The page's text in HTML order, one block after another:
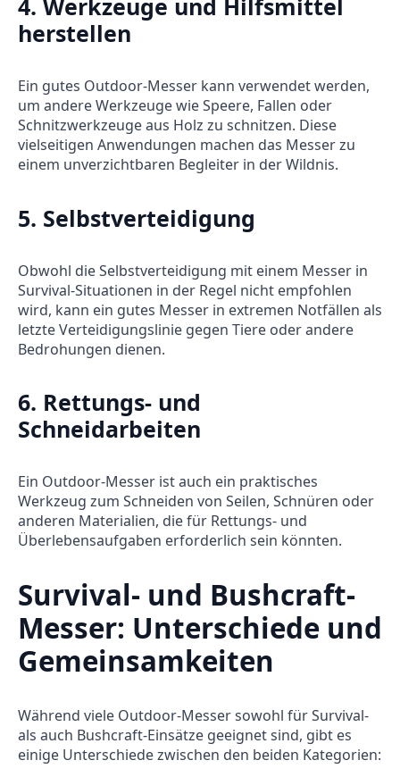
4. Werkzeuge und Hilfsmittel
herstellen
Ein gutes Outdoor-Messer kann verwendet werden,
um andere Werkzeuge wie Speere, Fallen oder
Schnitzwerkzeuge aus Holz zu schnitzen. Diese
vielseitigen Anwendungen machen das Messer zu
einem unverzichtbaren Begleiter in der Wildnis.
5. Selbstverteidigung
Obwohl die Selbstverteidigung mit einem Messer in
Survival-Situationen in der Regel nicht empfohlen
wird, kann ein gutes Messer in extremen Notfällen als
letzte Verteidigungslinie gegen Tiere oder andere
Bedrohungen dienen.
6. Rettungs- und
Schneidarbeiten
Ein Outdoor-Messer ist auch ein praktisches
Werkzeug zum Schneiden von Seilen, Schnüren oder
anderen Materialien, die für Rettungs- und
Überlebensaufgaben erforderlich sein könnten.
Survival- und Bushcraft-
Messer: Unterschiede und
Gemeinsamkeiten
Während viele Outdoor-Messer sowohl für Survival-
als auch Bushcraft-Einsätze geeignet sind, gibt es
einige Unterschiede zwischen den beiden Kategorien: